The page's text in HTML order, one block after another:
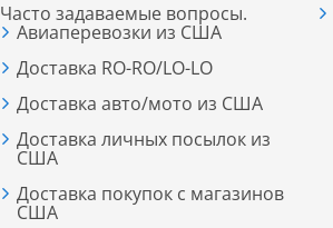
Часто задаваемые вопросы.
Авиаперевозки из США
Доставка RO-RO/LO-LO
Доставка авто/мото из США
Доставка личных посылок из
США
Доставка покупок c магазинoв
США